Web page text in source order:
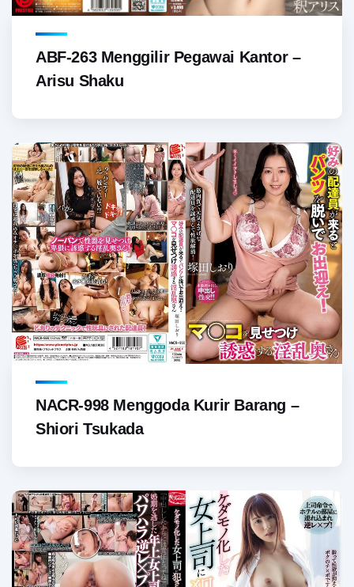
ABF-263 Menggilir Pegawai Kantor –
Arisu Shaku
NACR-998 Menggoda Kurir Barang –
Shiori Tsukada